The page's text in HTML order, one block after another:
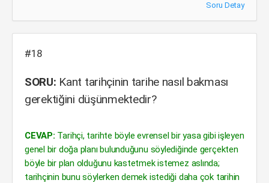
Soru Detay
#18
SORU: Kant tarihçinin tarihe nasıl bakması
gerektiğini düşünmektedir?
CEVAP: Tarihçi, tarihte böyle evrensel bir yasa gibi işleyen
genel bir doğa planı bulunduğunu söylediğinde gerçekten
böyle bir plan olduğunu kastetmek istemez aslında;
tarihçinin bunu söylerken demek istediği daha çok tarihin